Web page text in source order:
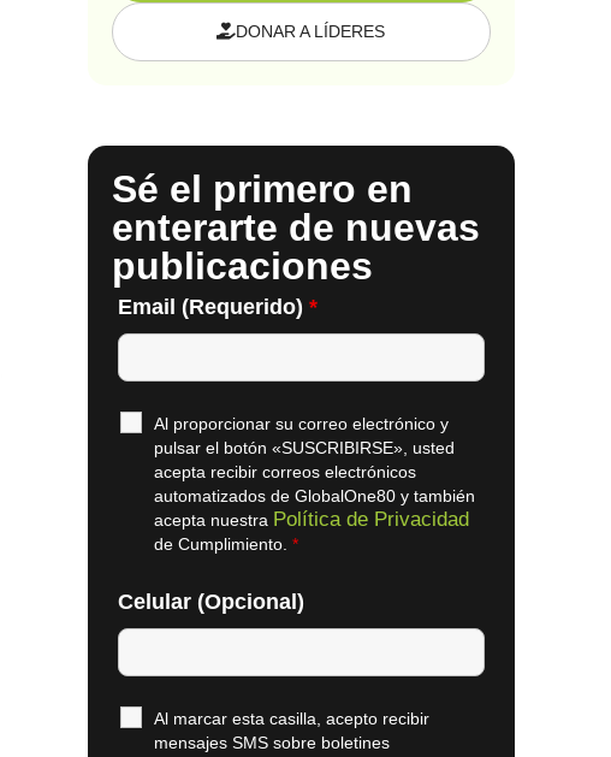
DONAR A LÍDERES
Sé el primero en
enterarte de nuevas
publicaciones
Email (Requerido) *
Al proporcionar su correo electrónico y
pulsar el botón «SUSCRIBIRSE», usted
acepta recibir correos electrónicos
automatizados de GlobalOne80 y también
acepta nuestra Política de Privacidad
de Cumplimiento. *
Celular (Opcional)
Al marcar esta casilla, acepto recibir
mensajes SMS sobre boletines